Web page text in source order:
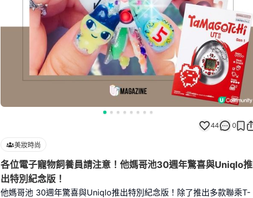
44 0
美妝時尚
各位電子寵物飼養員請注意！他媽哥池30週年驚喜與Uniqlo推
出特別紀念版！
他媽哥池 30週年驚喜與Uniqlo推出特別紀念版！除了推出多款聯乘T-